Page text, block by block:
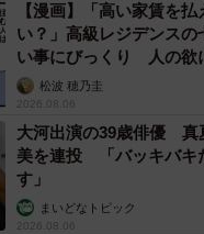
【漫画】「高い家賃を
い？」高級レジデンス
い事にびっくり 人の欲
松波 穂乃圭
2026.08.06
大河出演の39歳俳優 真
美を連投 「バッキバキ
す」
まいどなトピック
2026.08.06